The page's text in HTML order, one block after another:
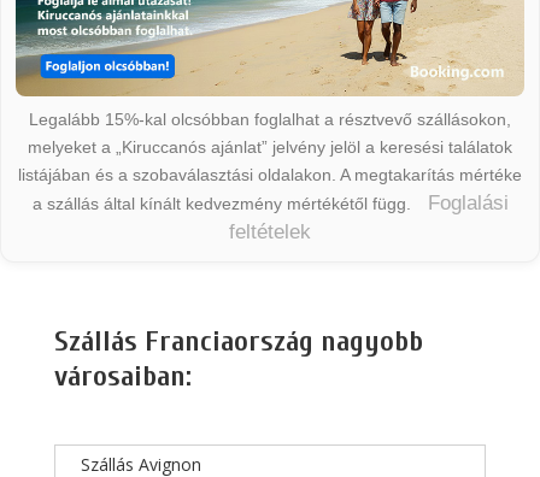
Legalább 15%-kal olcsóbban foglalhat a résztvevő szállásokon,
melyeket a „Kiruccanós ajánlat” jelvény jelöl a keresési találatok
listájában és a szobaválasztási oldalakon. A megtakarítás mértéke
a szállás által kínált kedvezmény mértékétől függ.
Foglalási
feltételek
Szállás Franciaország nagyobb
városaiban:
Szállás Avignon